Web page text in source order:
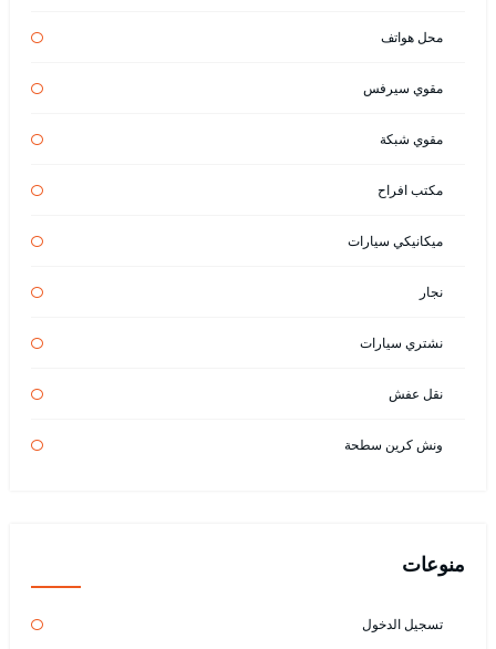
محل هواتف
مقوي سيرفس
مقوي شبكة
مكتب افراح
ميكانيكي سيارات
نجار
نشتري سيارات
نقل عفش
ونش كرين سطحة
منوعات
تسجيل الدخول